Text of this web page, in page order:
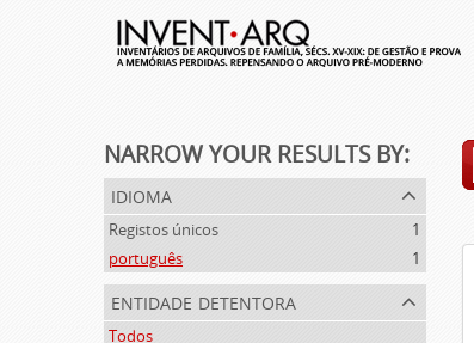
NARROW YOUR RESULTS BY:
idioma
Registos únicos
1
português
1
entidade detentora
Todos